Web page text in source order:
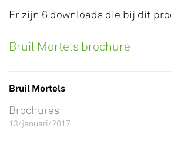
Er zijn 6 downloads die bij dit
Bruil Mortels brochure
Bruil Mortels
Brochures
13/januari/2017